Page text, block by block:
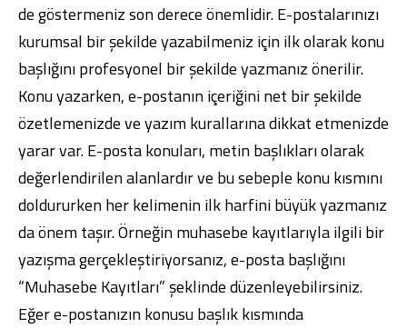
de göstermeniz son derece önemlidir. E-postalarınızı
kurumsal bir şekilde yazabilmeniz için ilk olarak konu
başlığını profesyonel bir şekilde yazmanız önerilir.
Konu yazarken, e-postanın içeriğini net bir şekilde
özetlemenizde ve yazım kurallarına dikkat etmenizde
yarar var. E-posta konuları, metin başlıkları olarak
değerlendirilen alanlardır ve bu sebeple konu kısmını
doldururken her kelimenin ilk harfini büyük yazmanız
da önem taşır. Örneğin muhasebe kayıtlarıyla ilgili bir
yazışma gerçekleştiriyorsanız, e-posta başlığını
“Muhasebe Kayıtları” şeklinde düzenleyebilirsiniz.
Eğer e-postanızın konusu başlık kısmında